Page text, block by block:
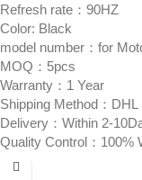
Refresh rate：90HZ
Color: Black
model number：for
MOQ：5pcs
Warranty：1 Year
Shipping Method：
Delivery：Within 2-
Quality Control：100%